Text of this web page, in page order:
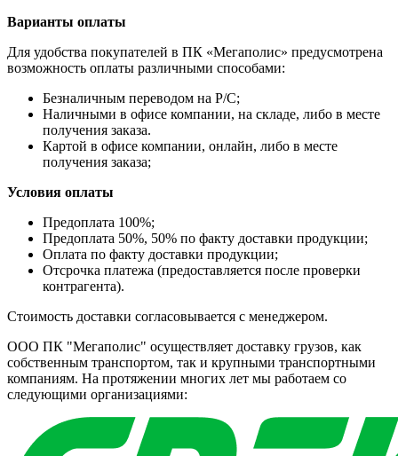
Варианты оплаты
Для удобства покупателей в ПК «Мегаполис» предусмотрена
возможность оплаты различными способами:
Безналичным переводом на Р/С;
Наличными в офисе компании, на складе, либо в месте
получения заказа.
Картой в офисе компании, онлайн, либо в месте
получения заказа;
Условия оплаты
Предоплата 100%;
Предоплата 50%, 50% по факту доставки продукции;
Оплата по факту доставки продукции;
Отсрочка платежа (предоставляется после проверки
контрагента).
Стоимость доставки согласовывается с менеджером.
ООО ПК "Мегаполис" осуществляет доставку грузов, как
собственным транспортом, так и крупными транспортными
компаниям. На протяжении многих лет мы работаем со
следующими организациями: